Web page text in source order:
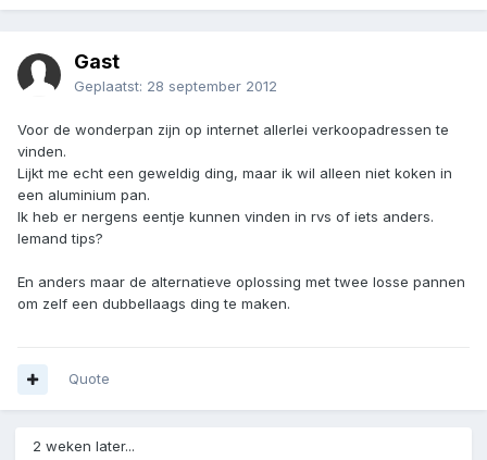
Gast
Geplaatst: 28 september 2012
Voor de wonderpan zijn op internet allerlei verkoopadressen te
vinden.
Lijkt me echt een geweldig ding, maar ik wil alleen niet koken in
een aluminium pan.
Ik heb er nergens eentje kunnen vinden in rvs of iets anders.
Iemand tips?
En anders maar de alternatieve oplossing met twee losse pannen
om zelf een dubbellaags ding te maken.
Quote
2 weken later...